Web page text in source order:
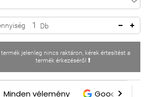
Db
termék jelenleg nincs raktáron, kérek értesítést a
termék érkezéséről
Minden vélemény Google